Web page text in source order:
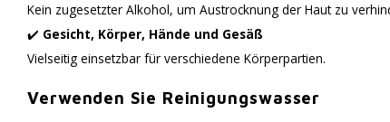
Kein zugesetzter Alkohol, um Austrocknung der Haut zu
✔️ Gesicht, Körper, Hände und Gesäß
Vielseitig einsetzbar für verschiedene Körperpartien.
Verwenden Sie Reinigungswasser